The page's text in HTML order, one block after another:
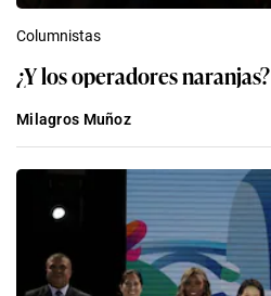
Columnistas
¿Y los operadores naranjas?
Milagros Muñoz